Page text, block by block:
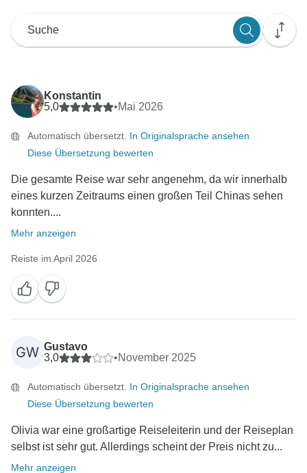
Konstantin
5,0
•Mai 2026
Automatisch übersetzt. In Originalsprache ansehen
Diese Übersetzung bewerten
Die gesamte Reise war sehr angenehm, da wir innerhalb
eines kurzen Zeitraums einen großen Teil Chinas sehen
konnten....
Mehr anzeigen
Reiste im April 2026
GW Gustavo
3,0
•November 2025
Automatisch übersetzt. In Originalsprache ansehen
Diese Übersetzung bewerten
Olivia war eine großartige Reiseleiterin und der Reiseplan
selbst ist sehr gut. Allerdings scheint der Preis nicht zu...
Mehr anzeigen